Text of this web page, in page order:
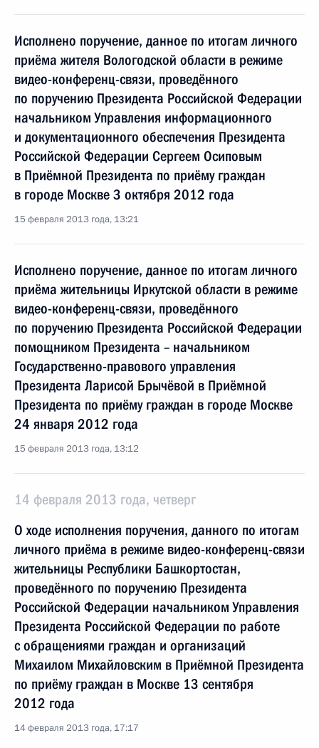
Исполнено поручение, данное по итогам личного
приёма жителя Вологодской области в режиме
видео-конференц-связи, проведённого
по поручению Президента Российской Федерации
начальником Управления информационного
и документационного обеспечения Президента
Российской Федерации Сергеем Осиповым
в Приёмной Президента по приёму граждан
в городе Москве 3 октября 2012 года
15 февраля 2013 года, 13:21
Исполнено поручение, данное по итогам личного
приёма жительницы Иркутской области в режиме
видео-конференц-связи, проведённого
по поручению Президента Российской Федерации
помощником Президента – начальником
Государственно-правового управления
Президента Ларисой Брычёвой в Приёмной
Президента по приёму граждан в городе Москве
24 января 2012 года
15 февраля 2013 года, 13:12
14 февраля 2013 года, четверг
О ходе исполнения поручения, данного по итогам
личного приёма в режиме видео-конференц-связи
жительницы Республики Башкортостан,
проведённого по поручению Президента
Российской Федерации начальником Управления
Президента Российской Федерации по работе
с обращениями граждан и организаций
Михаилом Михайловским в Приёмной Президента
по приёму граждан в Москве 13 сентября
2012 года
14 февраля 2013 года, 17:17